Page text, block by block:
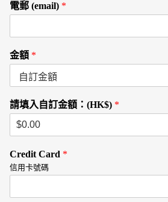
電郵 (email) *
金額 *
請填入自訂金額：(HK$) *
Credit Card *
信用卡號碼